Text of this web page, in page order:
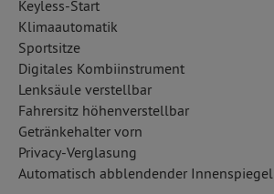
Keyless-Start
Klimaautomatik
Sportsitze
Digitales Kombiinstrument
Lenksäule verstellbar
Fahrersitz höhenverstellbar
Getränkehalter vorn
Privacy-Verglasung
Automatisch abblendender Innenspiegel